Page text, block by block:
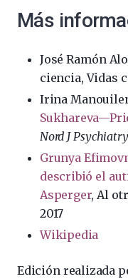
Más
José Ramón
ciencia, Vidas
Irina
Nord J Psychiatry
Grunya
describió el
Asperger, Al
2017
Wikipedia
Edición realizada